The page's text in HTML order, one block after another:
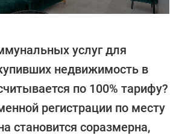
услуг для
недвижимость в
по 100% тарифу?
регистрации по месту
становится соразмерна,